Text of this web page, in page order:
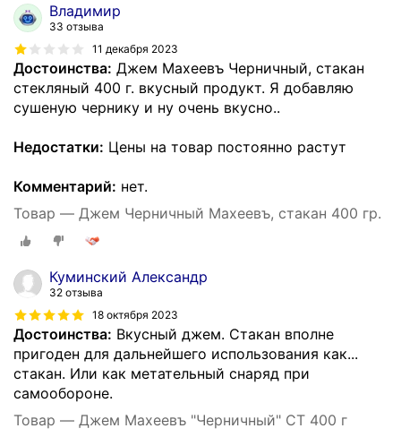
Владимир
33 отзыва
11 декабря 2023
Достоинства: Джем Махеевъ Черничный, стакан
стекляный 400 г. вкусный продукт. Я добавляю
сушеную чернику и ну очень вкусно..
Недостатки: Цены на товар постоянно растут
Комментарий: нет.
Товар — Джем Черничный Махеевъ, стакан 400 гр.
Куминский Александр
32 отзыва
18 октября 2023
Достоинства: Вкусный джем. Стакан вполне
пригоден для дальнейшего использования как...
стакан. Или как метательный снаряд при
самообороне.
Товар — Джем Махеевъ "Черничный" СТ 400 г